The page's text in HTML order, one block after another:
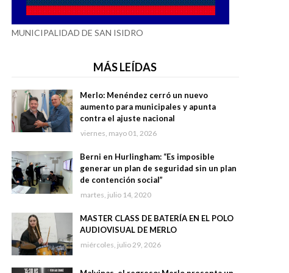
MUNICIPALIDAD DE SAN ISIDRO
MÁS LEÍDAS
Merlo: Menéndez cerró un nuevo
aumento para municipales y apunta
contra el ajuste nacional
viernes, mayo 01, 2026
Berni en Hurlingham: “Es imposible
generar un plan de seguridad sin un plan
de contención social”
martes, julio 14, 2020
MASTER CLASS DE BATERÍA EN EL POLO
AUDIOVISUAL DE MERLO
miércoles, julio 29, 2026